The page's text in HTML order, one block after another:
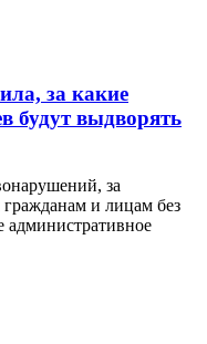
за какие
будут выдворять
за
и лицам без
административное